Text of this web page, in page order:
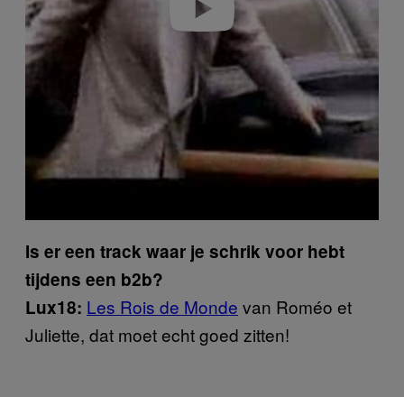
Play video
Is er een track waar je schrik voor hebt
tijdens een b2b?
Lux18: Les Rois de Monde van Roméo et
Juliette, dat moet echt goed zitten!